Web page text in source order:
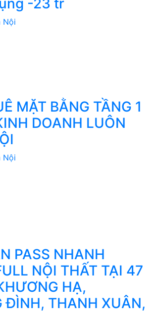
Nội
MẶT BẰNG TẦNG 1
DOANH LUÔN
Nội
PASS NHANH
NỘI THẤT TẠI 47
HẠ,
ĐÌNH, THANH XUÂN,